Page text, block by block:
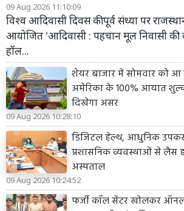
09 Aug 2026 11:10:09
विश्व आदिवासी दिवस की पूर्व संध्या पर
आयोजित 'आदिवासी : पहचान मूल निवासी की'
हॉल...
शेयर बाजार में सोमवार को आ
अमेरिका के 100% आयात
दिखेगा असर
09 Aug 2026 10:28:10
डिजिटल हेल्थ, आधुनिक
प्रशासनिक व्यवस्थाओं से लैस
अस्पताल
09 Aug 2026 10:24:52
फर्जी कॉल सेंटर खोलकर